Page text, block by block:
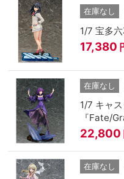
在庫なし
1/7 宝多
17,380
在庫なし
1/7 キャ
『Fate/
22,800
在庫なし